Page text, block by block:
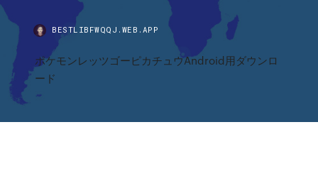
BESTLIBFWQQJ.WEB.APP
ポケモンレッツゴーピカチュウAndroid用ダウンロ
ード